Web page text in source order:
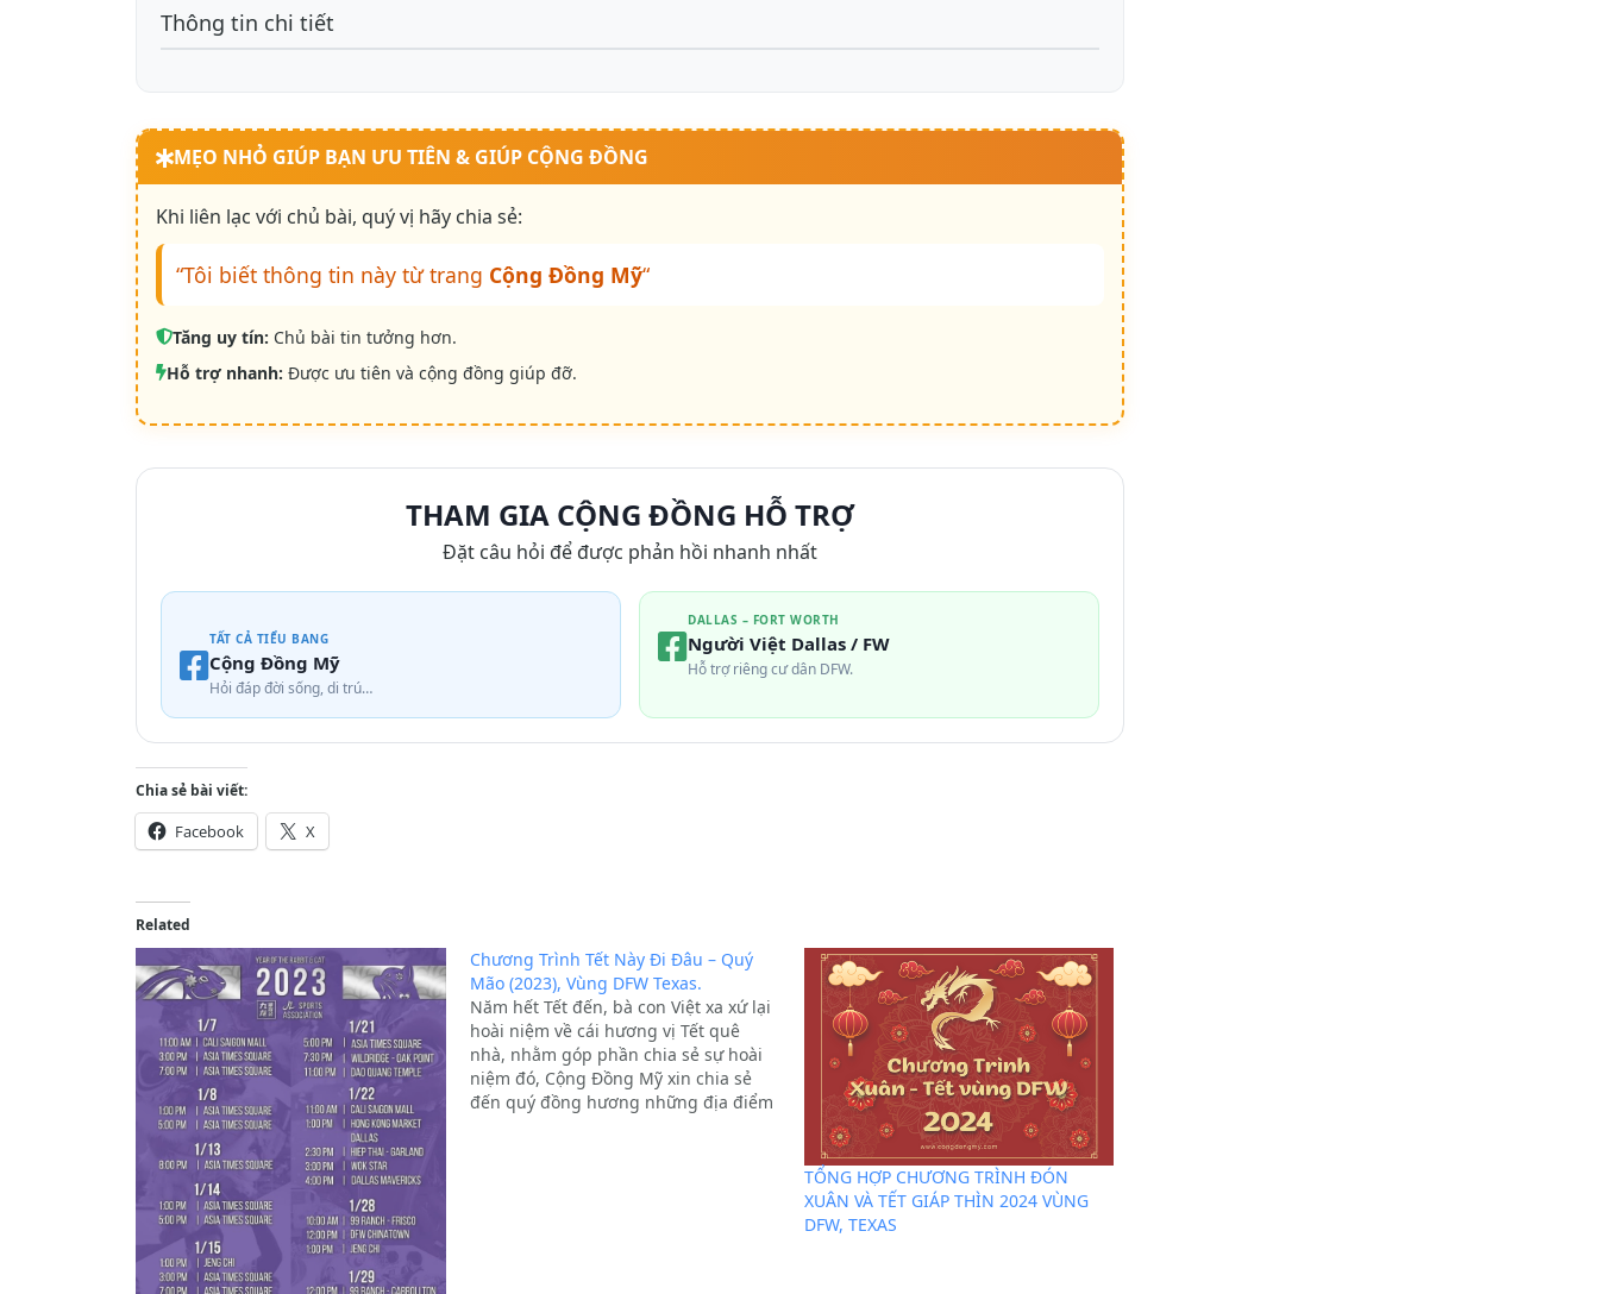
Thông tin chi tiết
MẸO NHỎ GIÚP BẠN ƯU TIÊN & GIÚP CỘNG ĐỒNG
Khi liên lạc với chủ bài, quý vị hãy chia sẻ:
“Tôi biết thông tin này từ trang Cộng Đồng Mỹ“
Tăng uy tín: Chủ bài tin tưởng hơn.
Hỗ trợ nhanh: Được ưu tiên và cộng đồng giúp đỡ.
THAM GIA CỘNG ĐỒNG HỖ TRỢ
Đặt câu hỏi để được phản hồi nhanh nhất
TẤT CẢ TIỂU BANG
Cộng Đồng Mỹ
Hỏi đáp đời sống, di trú…
DALLAS – FORT WORTH
Người Việt Dallas / FW
Hỗ trợ riêng cư dân DFW.
Chia sẻ bài viết:
Facebook X
Related
Chương Trình Tết Này Đi Đâu – Quý
Mão (2023), Vùng DFW Texas.
Năm hết Tết đến, bà con Việt xa xứ lại
hoài niệm về cái hương vị Tết quê
nhà, nhằm góp phần chia sẻ sự hoài
niệm đó, Cộng Đồng Mỹ xin chia sẻ
đến quý đồng hương những địa điểm
TỔNG HỢP CHƯƠNG TRÌNH ĐÓN
XUÂN VÀ TẾT GIÁP THÌN 2024 VÙNG
DFW, TEXAS